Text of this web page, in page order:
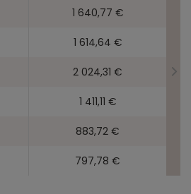
1 640,77 €
1 614,64 €
2 024,31 €
1 411,11 €
883,72 €
797,78 €